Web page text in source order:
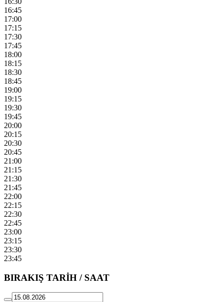
16:45
17:00
17:15
17:30
17:45
18:00
18:15
18:30
18:45
19:00
19:15
19:30
19:45
20:00
20:15
20:30
20:45
21:00
21:15
21:30
21:45
22:00
22:15
22:30
22:45
23:00
23:15
23:30
23:45
BIRAKIŞ TARİH / SAAT